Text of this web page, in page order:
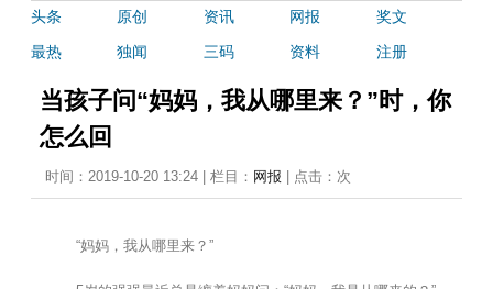
头条 原创 资讯 网报
奖文
最热
独闻 三码 资料 注册
当孩子问“妈妈，我从哪里来？”时，你
怎么回
时间：2019-10-20 13:24 | 栏目： 网报 | 点击： 次
“妈妈，我从哪里来？”